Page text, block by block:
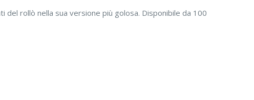
del rollò nella sua versione più golosa. Disponibile da 100